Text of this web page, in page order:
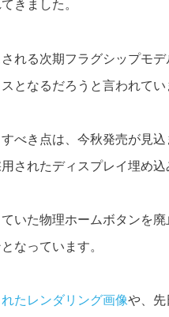
きました。
れる次期フラグシップモ
となるだろうと言われてい
べき点は、今秋発売が見
されたディスプレイ埋め込
いた物理ホームボタンを
なっています。
たレンダリング画像や、先